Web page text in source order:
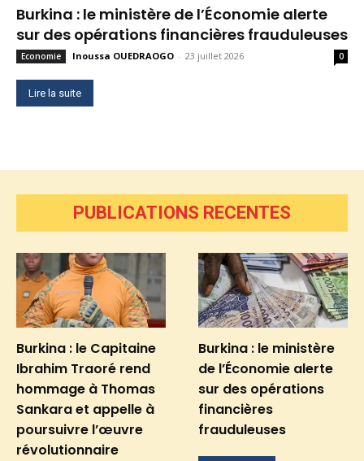
Burkina : le ministère de l’Économie alerte
sur des opérations financières frauduleuses
Economie Inoussa OUEDRAOGO - 23 juillet 2026 0
Lire la suite
PUBLICATIONS RECENTES
Burkina : le Capitaine
Ibrahim Traoré rend
hommage à Thomas
Sankara et appelle à
poursuivre l’œuvre
révolutionnaire
Burkina : le ministère
de l’Économie alerte
sur des opérations
financières
frauduleuses